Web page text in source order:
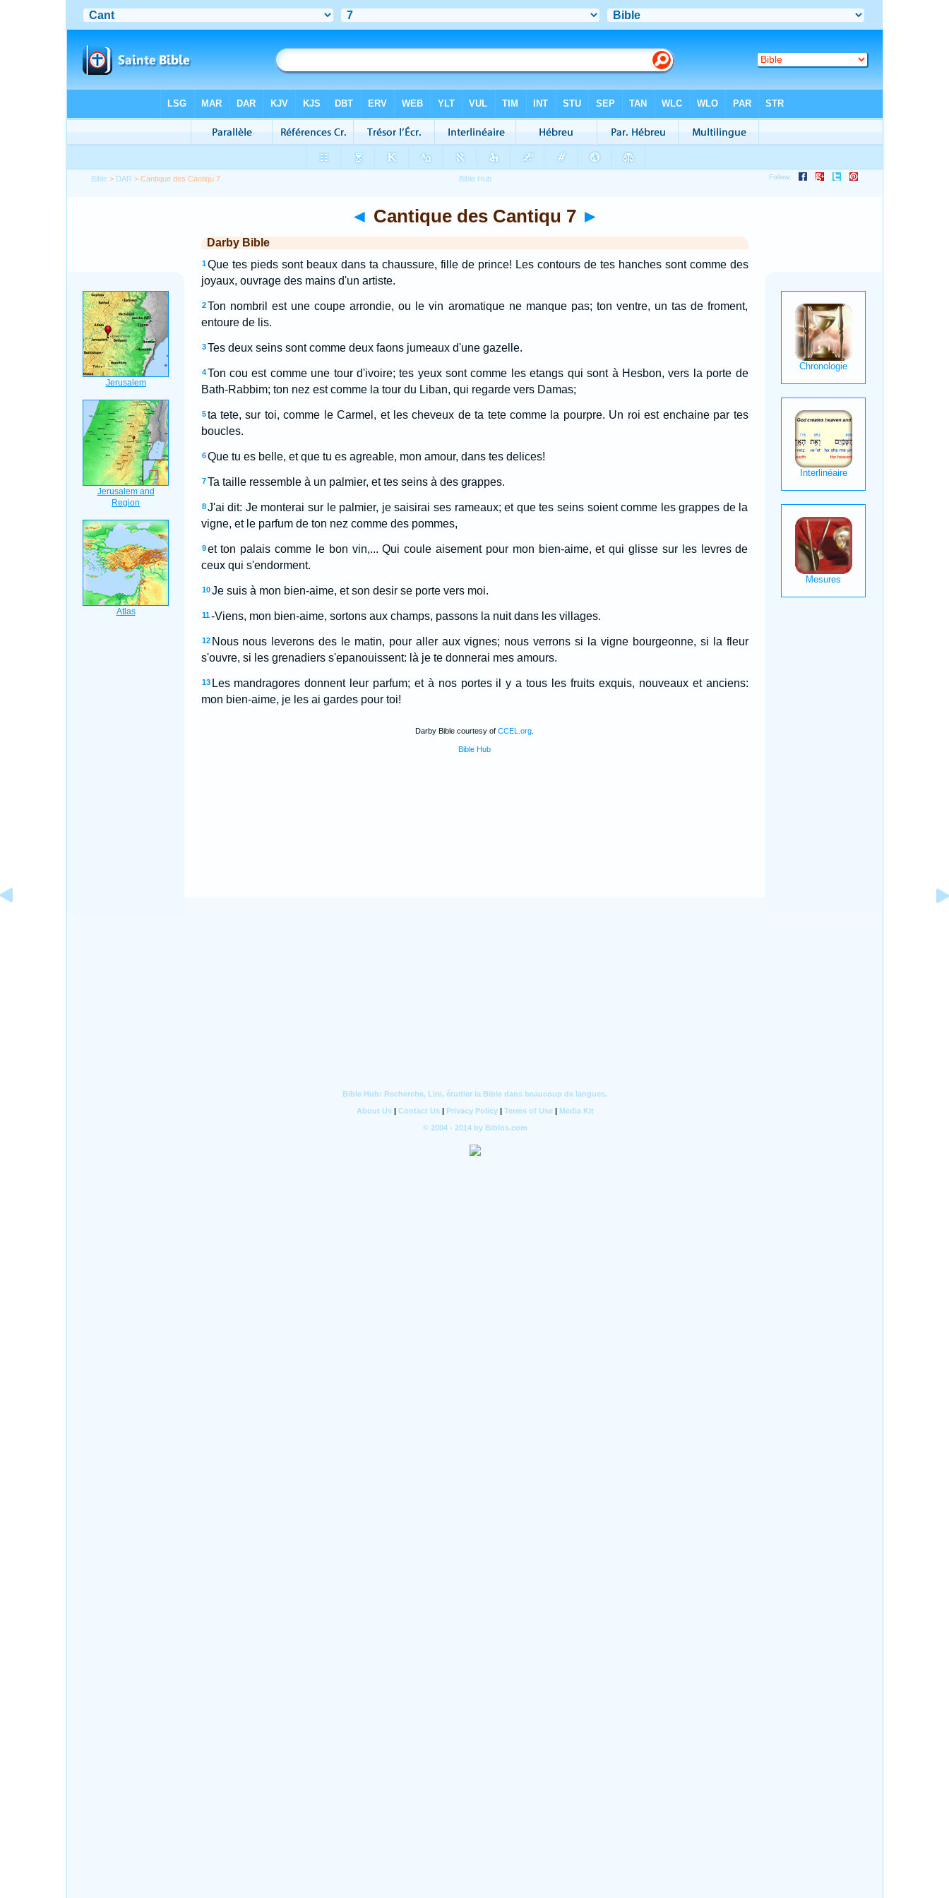
Bible > DAR > Cantique des Cantiqu 7
◄ Cantique des Cantiqu 7 ►
Darby Bible
1 Que tes pieds sont beaux dans ta chaussure, fille de prince! Les contours de tes hanches sont comme des
joyaux, ouvrage des mains d'un artiste.
2 Ton nombril est une coupe arrondie, ou le vin aromatique ne manque pas; ton ventre, un tas de froment,
entoure de lis.
3 Tes deux seins sont comme deux faons jumeaux d'une gazelle.
4 Ton cou est comme une tour d'ivoire; tes yeux sont comme les etangs qui sont à Hesbon, vers la porte de
Bath-Rabbim; ton nez est comme la tour du Liban, qui regarde vers Damas;
5 ta tete, sur toi, comme le Carmel, et les cheveux de ta tete comme la pourpre. Un roi est enchaine par tes
boucles.
6 Que tu es belle, et que tu es agreable, mon amour, dans tes delices!
7 Ta taille ressemble à un palmier, et tes seins à des grappes.
8 J'ai dit: Je monterai sur le palmier, je saisirai ses rameaux; et que tes seins soient comme les grappes de la
vigne, et le parfum de ton nez comme des pommes,
9 et ton palais comme le bon vin,... Qui coule aisement pour mon bien-aime, et qui glisse sur les levres de
ceux qui s'endorment.
10 Je suis à mon bien-aime, et son desir se porte vers moi.
11 -Viens, mon bien-aime, sortons aux champs, passons la nuit dans les villages.
12 Nous nous leverons des le matin, pour aller aux vignes; nous verrons si la vigne bourgeonne, si la fleur
s'ouvre, si les grenadiers s'epanouissent: là je te donnerai mes amours.
13 Les mandragores donnent leur parfum; et à nos portes il y a tous les fruits exquis, nouveaux et anciens:
mon bien-aime, je les ai gardes pour toi!
Darby Bible courtesy of CCEL.org
Bible Hub